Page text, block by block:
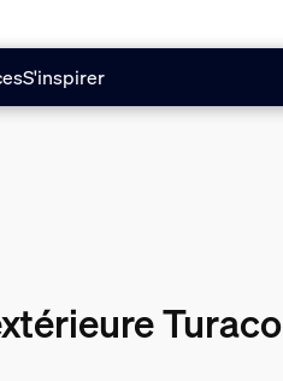
S'inspirer
Turaco